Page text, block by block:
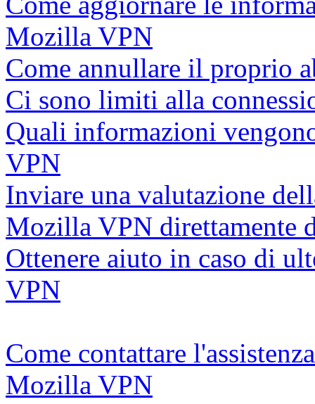
Mozilla VPN
Come annullare il proprio
Ci sono limiti alla
Quali informazioni
VPN
Inviare una valutazione
Mozilla VPN direttamente
Ottenere aiuto in caso di
VPN
Come contattare
Mozilla VPN